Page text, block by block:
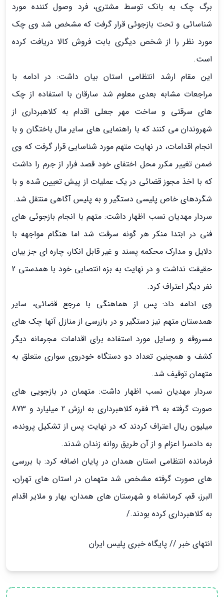
برگ چک به بانک توسط مشتري، فرد وصول كننده مورد
شناسائي و تحت بازجوئي قرار گرفت که مشخص شد وي چک
مورد نظر را از شخص ديگري بابت فروش کالا دريافت کرده
است.
این مقام ارشد انتظامی استان بیان داشت: در ادامه با
مراجعات مشابه بعدي معلوم شد سارقان با استفاده از چک
هاي سرقتي و ساخت مهر جعلي اقدام به کلاهبرداري از
شهروندان مي کنند که با راهنمايي هاي ساير مال باختگان و با
انجام اقدامات، در نهايت متهم مورد شناسايي قرار گرفت که وی
ضمن تغيير مکرر محل اختفای خود قصد فرار از جرم را داشت
که با اخذ مجوز قضائي در يك عمليات از پيش تعيين شده و با
شگردهاي خاص پليسي دستگير و به پليس آگاهي منتقل شد.
سردار مهدیان نسب اظهار داشت: متهم با انجام بازجوئي هاي
فني در ابتدا منكر هر گونه سرقت شد اما هنگام مواجهه با
دلايل و مدارک محكمه پسند و غير قابل انکار، چاره اي جز بيان
حقيقت نداشت و در نهايت به بزه انتصابي خود با همدستي 2
نفر ديگر اعتراف کرد.
وی ادامه داد: پس از هماهنگي با مرجع قضائي، ساير
همدستان متهم نيز دستگير و در بازرسي از منازل آنها چک هاي
مسروقه و وسايل مورد استفاده برای اقدامات مجرمانه دیگر
کشف و همچنين تعداد دو دستگاه خودروي سواري متعلق به
متهمان توقيف شد.
سردار مهدیان نسب اظهار داشت: متهمان در بازجویی های
صورت گرفته به 29 فقره کلاهبرداری به ارزش 2 میلیارد و 873
میلیون ریال اعتراف کردند که در نهايت پس از تشکیل پرونده،
به دادسرا اعزام و از آن طریق روانه زندان شدند.
فرمانده انتظامی استان همدان در پایان اضافه کرد: با بررسي
هاي صورت گرفته مشخص شد متهمان در استان هاي تهران،
البرز، قم، كرمانشاه و شهرستان هاي همدان، بهار و ملاير اقدام
به کلاهبرداري کرده بودند./
انتهاي خبر // پایگاه خبری پلیس ایران